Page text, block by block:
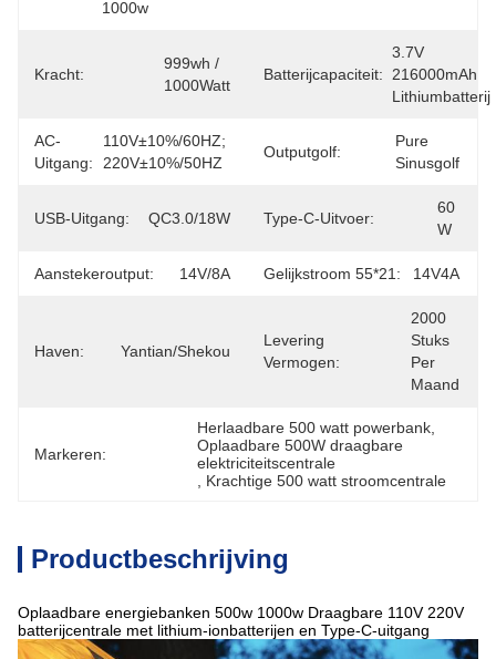
1000w
Kracht:
999wh /
1000Watt
Batterijcapaciteit:
3.7V
216000mAh
Lithiumbatterij
AC-
Uitgang:
110V±10%/60HZ;
220V±10%/50HZ
Outputgolf:
Pure
Sinusgolf
USB-Uitgang: QC3.0/18W Type-C-Uitvoer:
60
W
Aanstekeroutput: 14V/8A Gelijkstroom 55*21: 14V4A
Haven: Yantian/Shekou
Levering
Vermogen:
2000
Stuks
Per
Maand
Markeren:
Herlaadbare 500 watt powerbank
Oplaadbare 500W draagbare
elektriciteitscentrale
Krachtige 500 watt stroomcentrale
Productbeschrijving
Oplaadbare energiebanken 500w 1000w Draagbare 110V 220V
batterijcentrale met lithium-ionbatterijen en Type-C-uitgang